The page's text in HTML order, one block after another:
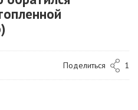
Поделиться 1